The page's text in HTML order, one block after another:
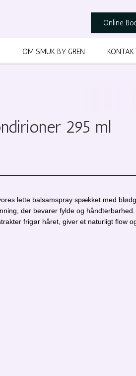
Online
OM SMUK BY GREN
295 ml
lette balsamspray spækket med
der bevarer fylde og håndterbarhed.
frigør håret, giver et naturligt flow